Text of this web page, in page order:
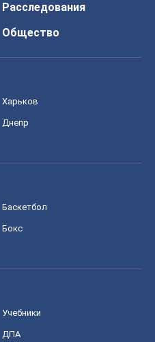
Расследования
Общество
Харьков
Днепр
Баскетбол
Бокс
Учебники
ДПА